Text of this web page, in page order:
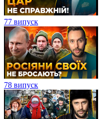
77 випуск
78 випуск